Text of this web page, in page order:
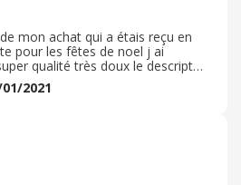
mon achat qui a étais reçu en
pour les fêtes de noel j ai
qualité très doux le descriptif
a eut un super suivit pendant la
laquelle j avais fait ce cadeau
l emballage étais très
de retourner ma
2021